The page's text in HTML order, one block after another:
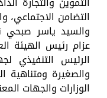
التضامن الاجتماعي،
والسيد ياسر صبحي
عزام رئيس الهيئة
الرئيس التنفيذي
والصغيرة
الوزارات والجهات